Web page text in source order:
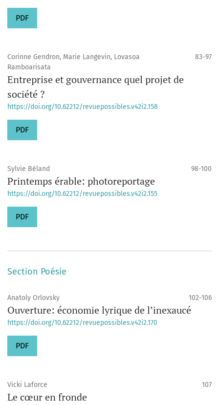
PDF
Corinne Gendron, Marie Langevin, Lovasoa
Ramboarisata
83-97
Entreprise et gouvernance quel projet de
société ?
https://doi.org/10.62212/revuepossibles.v42i2.158
PDF
Sylvie Béland 98-100
Printemps érable: photoreportage
https://doi.org/10.62212/revuepossibles.v42i2.155
PDF
Section Poésie
Anatoly Orlovsky 102-106
Ouverture: économie lyrique de l’inexaucé
https://doi.org/10.62212/revuepossibles.v42i2.170
PDF
Vicki Laforce 107
Le cœur en fronde